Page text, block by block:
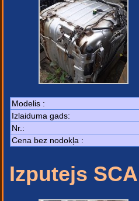
Modelis :
Izlaiduma gads:
Nr.:
Cena bez nodokļa :
Izputejs